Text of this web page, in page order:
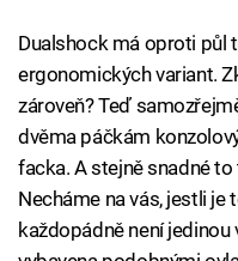
Dualshock má oproti půl
ergonomických variant.
zároveň? Teď
dvěma páčkám
facka. A stejně snadné
Necháme na vás, jestli je
každopádně není